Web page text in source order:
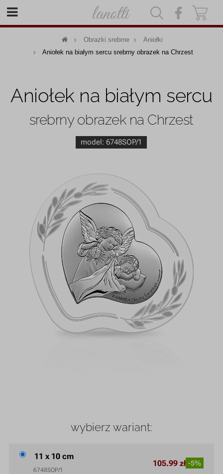
Obrazki srebrne
Aniołki
Aniołek na białym sercu srebrny obrazek na Chrzest
Aniołek na białym sercu
srebrny obrazek na Chrzest
model:6748SOP/1
wybierz wariant:
11 x 10 cm
6748SOP/1
105.99 zł -5%